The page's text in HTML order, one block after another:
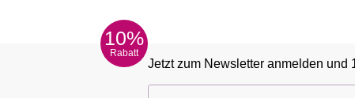
10%
Rabatt
Jetzt zum Newsletter anmelden und